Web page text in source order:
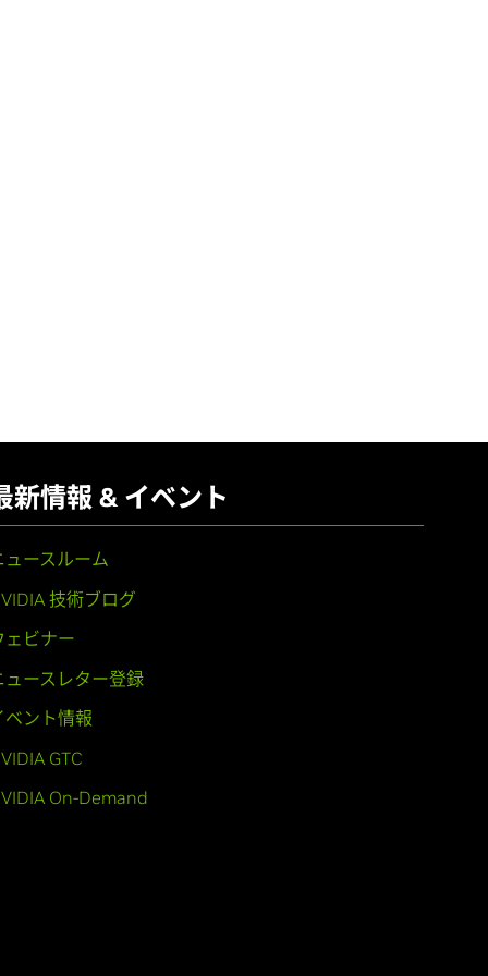
新情報 & イベント
ュースルーム
技術ブログ
ェビナー
ュースレター登録
ベント情報
GTC
On-Demand